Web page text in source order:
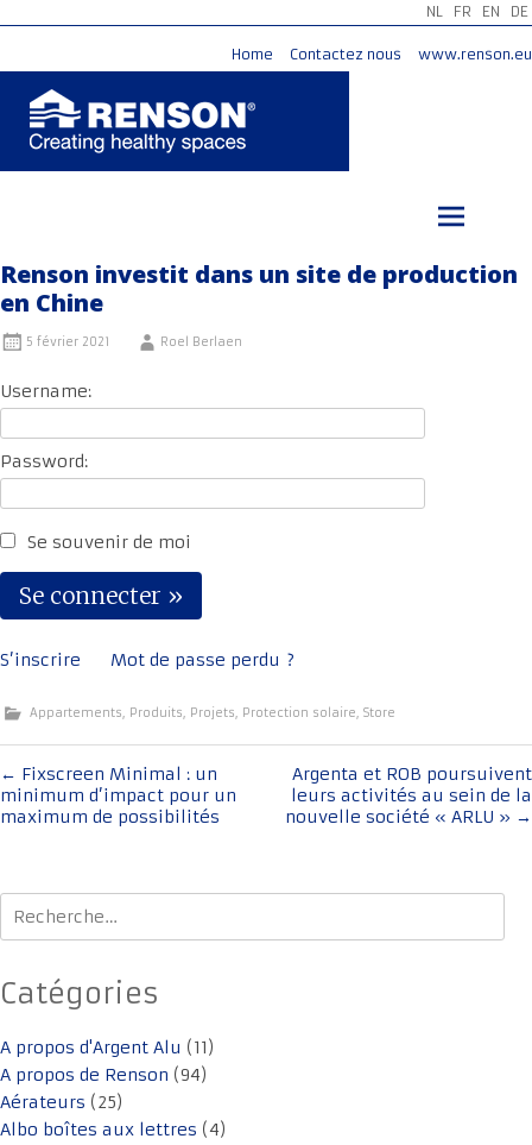
NL FR EN DE
Home Contactez nous www.renson.eu
Renson investit dans un site de production
en Chine
5 février 2021 Roel Berlaen
Username:
Password:
Se souvenir de moi
S’inscrire Mot de passe perdu ?
Appartements, Produits, Projets, Protection solaire, Store
Navigation
de
← Fixscreen Minimal : un
minimum d’impact pour un
maximum de possibilités
Argenta et ROB poursuivent
leurs activités au sein de la
nouvelle société « ARLU » →
Rechercher :
Catégories
A propos d'Argent Alu (11)
A propos de Renson (94)
Aérateurs (25)
Albo boîtes aux lettres (4)